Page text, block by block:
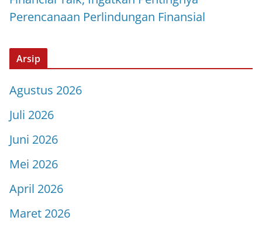
Perencanaan Perlindungan Finansial
Arsip
Agustus 2026
Juli 2026
Juni 2026
Mei 2026
April 2026
Maret 2026